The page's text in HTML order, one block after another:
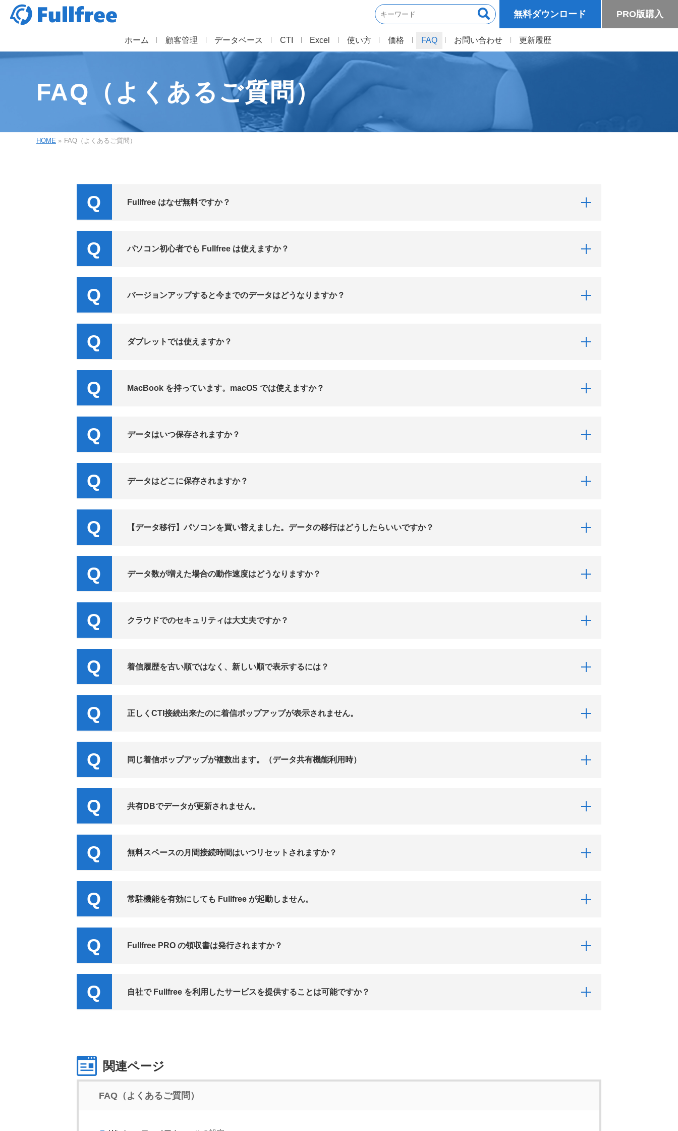
無料ダウンロード PRO版購入
ホーム 顧客管理 データベース CTI Excel 使い方 価格 FAQ お問い合わせ 更新履歴
FAQ（よくあるご質問）
HOME » FAQ（よくあるご質問）
Fullfree はなぜ無料ですか？
パソコン初心者でも Fullfree は使えますか？
バージョンアップすると今までのデータはどうなりますか？
ダブレットでは使えますか？
MacBook を持っています。macOS では使えますか？
データはいつ保存されますか？
データはどこに保存されますか？
【データ移行】パソコンを買い替えました。データの移行はどうしたらいいですか？
データ数が増えた場合の動作速度はどうなりますか？
クラウドでのセキュリティは大丈夫ですか？
着信履歴を古い順ではなく、新しい順で表示するには？
正しくCTI接続出来たのに着信ポップアップが表示されません。
同じ着信ポップアップが複数出ます。（データ共有機能利用時）
共有DBでデータが更新されません。
無料スペースの月間接続時間はいつリセットされますか？
常駐機能を有効にしても Fullfree が起動しません。
Fullfree PRO の領収書は発行されますか？
自社で Fullfree を利用したサービスを提供することは可能ですか？
関連ページ
FAQ（よくあるご質問）